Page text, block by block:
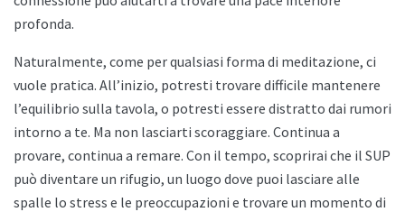
profonda.
Naturalmente, come per qualsiasi forma di meditazione, ci
vuole pratica. All’inizio, potresti trovare difficile mantenere
l’equilibrio sulla tavola, o potresti essere distratto dai rumori
intorno a te. Ma non lasciarti scoraggiare. Continua a
provare, continua a remare. Con il tempo, scoprirai che il SUP
può diventare un rifugio, un luogo dove puoi lasciare alle
spalle lo stress e le preoccupazioni e trovare un momento di